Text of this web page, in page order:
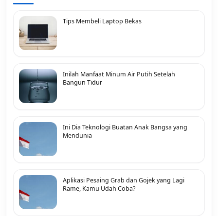
Tips Membeli Laptop Bekas
Inilah Manfaat Minum Air Putih Setelah
Bangun Tidur
Ini Dia Teknologi Buatan Anak Bangsa yang
Mendunia
Aplikasi Pesaing Grab dan Gojek yang Lagi
Rame, Kamu Udah Coba?